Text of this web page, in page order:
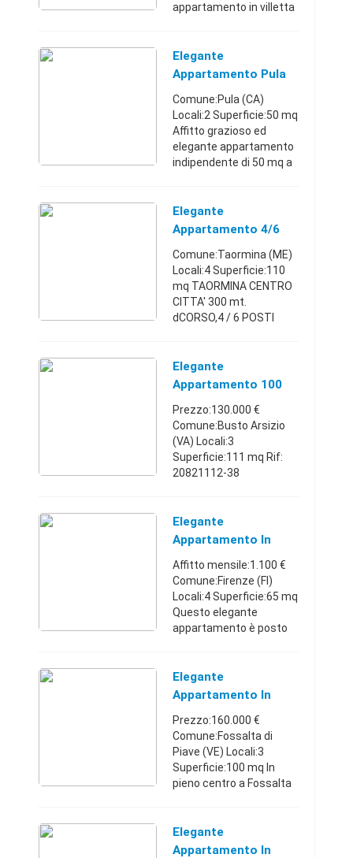
appartamento in villetta
famiglie o coppie adulte
no comitiv ...
Elegante
Appartamento Pula
Comune:Pula (CA)
Locali:2 Superficie:50 mq
Affitto grazioso ed
elegante appartamento
indipendente di 50 mq a
tranquillissimo
condominio a 20 minuti
Elegante
Appartamento 4/6
Persone Posto Auto
Comune:Taormina (ME)
Locali:4 Superficie:110
mq TAORMINA CENTRO
CITTA' 300 mt.
dCORSO,4 / 6 POSTI
appartamento
recentemente
ascensorato, com ...
Elegante
Appartamento 100
Mq In Quadrifamiliare
Prezzo:130.000 €
Comune:Busto Arsizio
(VA) Locali:3
Superficie:111 mq Rif:
20821112-38
elegante appartamento
100 mq con spaziosi
condomi ...
Elegante
Appartamento In
Pieno Centro Storico
Affitto mensile:1.100 €
Comune:Firenze (FI)
Locali:4 Superficie:65 mq
Questo elegante
appartamento è posto
medievale, restaurato
recentemente. E'
Elegante
Appartamento In
Pieno Centro
Prezzo:160.000 €
Comune:Fossalta di
Piave (VE) Locali:3
Superficie:100 mq In
pieno centro a Fossalta
all'ultimo piano,
composto da ampio
Elegante
Appartamento In